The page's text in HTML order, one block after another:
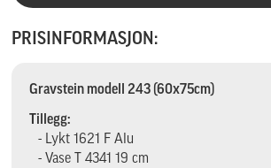
PRISINFORMASJON:
Gravstein modell 243 (60x75cm)
Tillegg:
- Lykt 1621 F Alu
- Vase T 4341 19 cm